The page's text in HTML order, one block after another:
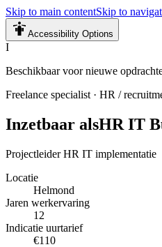
Skip to main contentSkip to
Accessibility Options
I
Beschikbaar voor nieuwe
Freelance specialist · HR /
Inzetbaar alsHR IT
Projectleider HR IT implementatie
Locatie
Helmond
Jaren werkervaring
12
Indicatie uurtarief
€110